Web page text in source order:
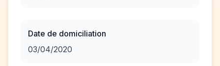
Date de domiciliation
03/04/2020